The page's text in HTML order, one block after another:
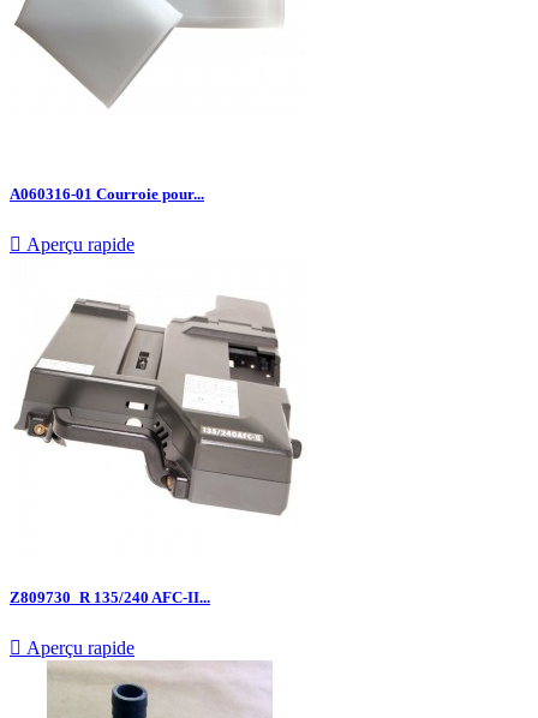
A060316-01 Courroie pour...
 Aperçu rapide
Z809730_R 135/240 AFC-II...
 Aperçu rapide